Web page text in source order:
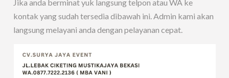
Jika anda berminat yuk langsung telpon atau WA ke
kontak yang sudah tersedia dibawah ini. Admin kami akan
langsung melayani anda dengan pelayanan cepat.